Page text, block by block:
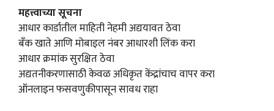
महत्त्वाच्या सूचना
आधार कार्डातील माहिती नेहमी अद्ययावत ठेवा
बँक खाते आणि मोबाइल नंबर आधारशी लिंक करा
आधार क्रमांक सुरक्षित ठेवा
अद्यतनीकरणासाठी केवळ अधिकृत केंद्रांचाच वापर करा
ऑनलाइन फसवणुकीपासून सावध राहा